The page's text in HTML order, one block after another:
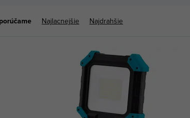
Najlacnejšie Najdrahšie